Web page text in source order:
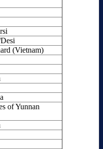
(Vietnam)
of Yunnan